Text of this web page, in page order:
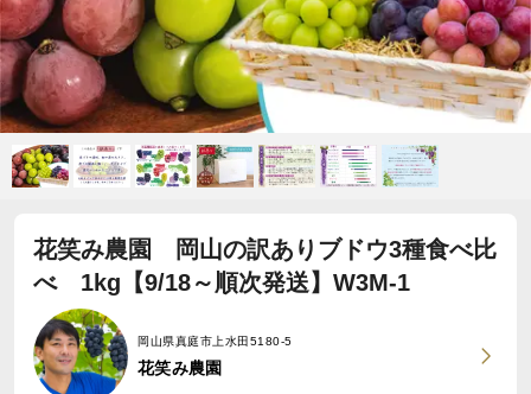
花笑み農園 岡山の訳ありブドウ3種食べ比
べ 1kg【9/18～順次発送】W3M-1
岡山県真庭市上水田5180-5
花笑み農園